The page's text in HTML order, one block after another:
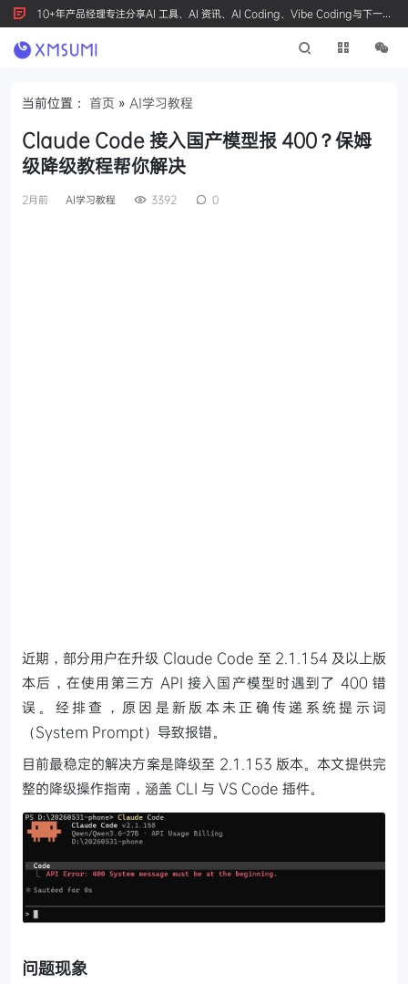
10+年产品经理专注分享AI 工具、AI 资讯、AI Coding、Vibe Coding与下一代
产品创新，按 Ctrl+D 收藏我们
当前位置： 首页 » AI学习教程
Claude Code 接入国产模型报 400？保姆
级降级教程帮你解决
2月前 AI学习教程 3392 0
近期，部分用户在升级 Claude Code 至 2.1.154 及以上版
本后，在使用第三方 API 接入国产模型时遇到了 400 错
误。经排查，原因是新版本未正确传递系统提示词
（System Prompt）导致报错。
目前最稳定的解决方案是降级至 2.1.153 版本。本文提供完
整的降级操作指南，涵盖 CLI 与 VS Code 插件。
问题现象